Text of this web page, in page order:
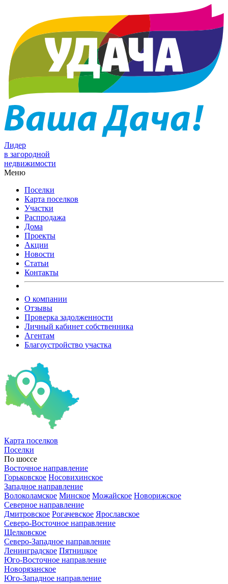
Лидер
в загородной
недвижимости
Меню
Поселки
Карта поселков
Участки
Распродажа
Дома
Проекты
Акции
Новости
Статьи
Контакты
О компании
Отзывы
Проверка задолженности
Личный кабинет собственника
Агентам
Благоустройство участка
Карта поселков
Поселки
По шоссе
Восточное направление
Горьковское Носовихинское
Западное направление
Волоколамское Минское Можайское Новорижское
Северное направление
Дмитровское Рогачевское Ярославское
Северо-Восточное направление
Щелковское
Северо-Западное направление
Ленинградское Пятницкое
Юго-Восточное направление
Новорязанское
Юго-Западное направление